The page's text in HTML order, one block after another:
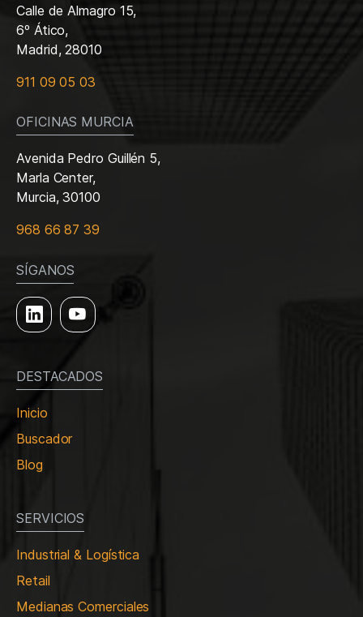
Calle de Almagro 15,
6º Ático,
Madrid, 28010
911 09 05 03
OFICINAS MURCIA
Avenida Pedro Guillén 5,
Marla Center,
Murcia, 30100
968 66 87 39
SÍGANOS
DESTACADOS
Inicio
Buscador
Blog
SERVICIOS
Industrial & Logística
Retail
Medianas Comerciales